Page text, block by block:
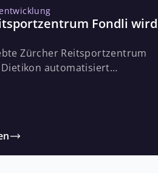
Fondli wird
Zürcher Reitsportzentrum
automatisiert
ortsunabhängig in Echtzeit